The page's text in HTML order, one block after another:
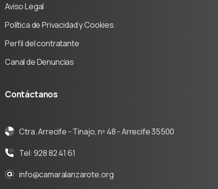
Aviso Legal
Política de Privacidad y Cookies
Perfil del contratante
Canal de Denuncias
Contáctanos
Ctra. Arrecife - Tinajo, nº 48 - Arrecife 35500
Tel: 928 82 41 61
info@camaralanzarote.org